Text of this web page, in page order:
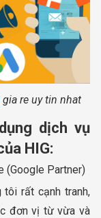
gia re uy tin nhat
dịch vụ
HIG:
(Google Partner)
tôi rất cạnh tranh,
đơn vị từ vừa và